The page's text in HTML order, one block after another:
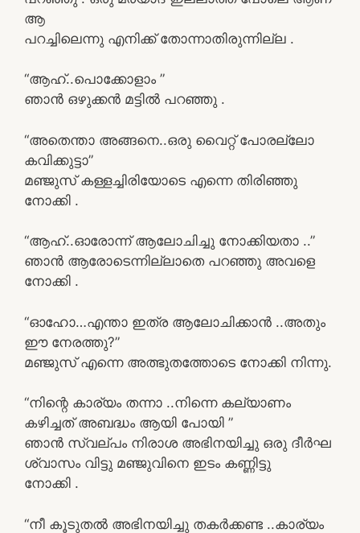
ആ
പറച്ചിലെന്നു എനിക്ക് തോന്നാതിരുന്നില്ല .
“ആഹ്..പൊക്കോളാം ”
ഞാൻ ഒഴുക്കൻ മട്ടിൽ പറഞ്ഞു .
“അതെന്താ അങ്ങനെ..ഒരു വൈറ്റ് പോരല്ലോ
കവിക്കുട്ടാ”
മഞ്ജുസ് കള്ളച്ചിരിയോടെ എന്നെ തിരിഞ്ഞു
നോക്കി .
“ആഹ്..ഓരോന്ന് ആലോചിച്ചു നോക്കിയതാ ..”
ഞാൻ ആരോടെന്നില്ലാതെ പറഞ്ഞു അവളെ
നോക്കി .
“ഓഹോ…എന്താ ഇത്ര ആലോചിക്കാൻ ..അതും
ഈ നേരത്തു?”
മഞ്ജുസ് എന്നെ അത്ഭുതത്തോടെ നോക്കി നിന്നു.
“നിന്റെ കാര്യം തന്നാ ..നിന്നെ കല്യാണം
കഴിച്ചത് അബദ്ധം ആയി പോയി ”
ഞാൻ സ്വല്പം നിരാശ അഭിനയിച്ചു ഒരു ദീർഘ
ശ്വാസം വിട്ടു മഞ്ജുവിനെ ഇടം കണ്ണിട്ടു
നോക്കി .
“നീ കൂടുതൽ അഭിനയിച്ചു തകർക്കണ്ട ..കാര്യം